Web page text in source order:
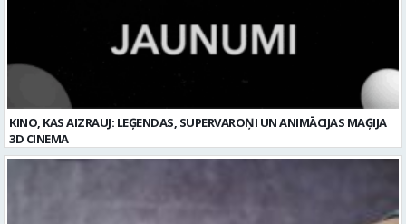
KINO, KAS AIZRAUJ: LEĢENDAS, SUPERVAROŅI UN ANIMĀCIJAS MAĢIJA
3D CINEMA